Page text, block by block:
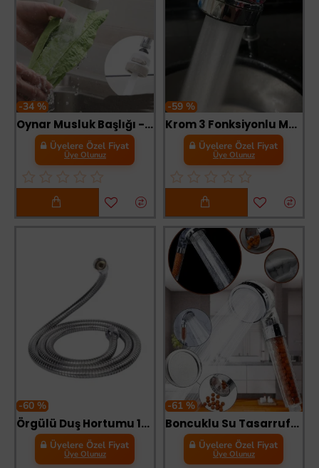
-34 %
Oynar Musluk Başlığı - 3 Fonksiyonlu
Üyelere Özel Fiyat
Üye Olunuz
-59 %
Krom 3 Fonksiyonlu Mutfak Lavabo Başlığı 360 Derece Döner Musluk Ucu
Üyelere Özel Fiyat
Üye Olunuz
-60 %
Örgülü Duş Hortumu 150 Cm Sprial
Üyelere Özel Fiyat
Üye Olunuz
-61 %
Boncuklu Su Tasarruflu Kireç Önleyici Duş Başlığı
Üyelere Özel Fiyat
Üye Olunuz